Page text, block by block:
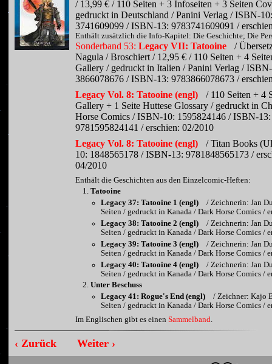
/ 13,99 € / 110 Seiten + 3 Infoseiten + 3 Seiten
gedruckt in Deutschland / Panini Verlag / ISBN-
3741609099 / ISBN-13: 9783741609091 /
Enthält zusätzlich die Info-Kapitel: Die Geschichte; Die
Sonderband 53:Legacy VII: Tatooine
/
Nagula / Broschiert / 12,95 € / 110 Seiten + 4
Gallery / gedruckt in Italien / Panini Verlag /
3866078676 / ISBN-13: 9783866078673 /
Legacy Vol. 8: Tatooine (engl)
/ 110 Seiten + 4
Gallery + 1 Seite Huttese Glossary / gedruckt in
Horse Comics / ISBN-10: 1595824146 / ISBN-13:
9781595824141 / erschien: 02/2010
Legacy Vol. 8: Tatooine (engl)
/ Titan Books
10: 1848565178 / ISBN-13: 9781848565173 /
04/2010
Enthält die Geschichten aus den Einzelcomic-Heften:
Tatooine
Legacy 37: Tatooine 1 (engl)
/ Zeichnerin: Jan
Seiten / gedruckt in Kanada / Dark Horse Comics /
Legacy 38: Tatooine 2 (engl)
/ Zeichnerin: Jan
Seiten / gedruckt in Kanada / Dark Horse Comics /
Legacy 39: Tatooine 3 (engl)
/ Zeichnerin: Jan
Seiten / gedruckt in Kanada / Dark Horse Comics /
Legacy 40: Tatooine 4 (engl)
/ Zeichnerin: Jan
Seiten / gedruckt in Kanada / Dark Horse Comics /
Unter Beschuss
Legacy 41: Rogue's End (engl)
/ Zeichner: Kajo
Seiten / gedruckt in Kanada / Dark Horse Comics /
Im Englischen gibt es einenSammelband.
‹ Zurück Weiter ›